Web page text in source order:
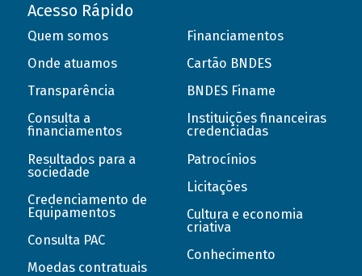
Acesso Rápido
Quem somos
Onde atuamos
Transparência
Consulta a
financiamentos
Resultados para a
sociedade
Credenciamento de
Equipamentos
Consulta PAC
Moedas contratuais
Financiamentos
Cartão BNDES
BNDES Finame
Instituições financeiras
credenciadas
Patrocínios
Licitações
Cultura e economia
criativa
Conhecimento